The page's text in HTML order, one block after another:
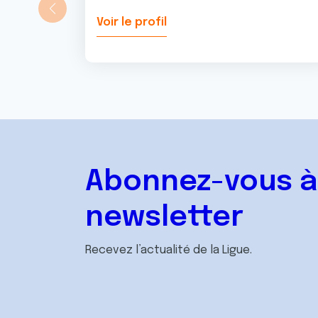
Voir le profil
Abonnez-vous
newsletter
Recevez l’actualité de la Ligue.